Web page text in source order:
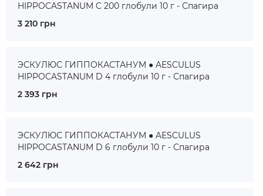
HIPPOCASTANUM C 200 глобули 10 г - Спагира
3 210 грн
ЭСКУЛЮС ГИППОКАСТАНУМ ● AESCULUS
HIPPOCASTANUM D 4 глобули 10 г - Спагира
2 393 грн
ЭСКУЛЮС ГИППОКАСТАНУМ ● AESCULUS
HIPPOCASTANUM D 6 глобули 10 г - Спагира
2 642 грн